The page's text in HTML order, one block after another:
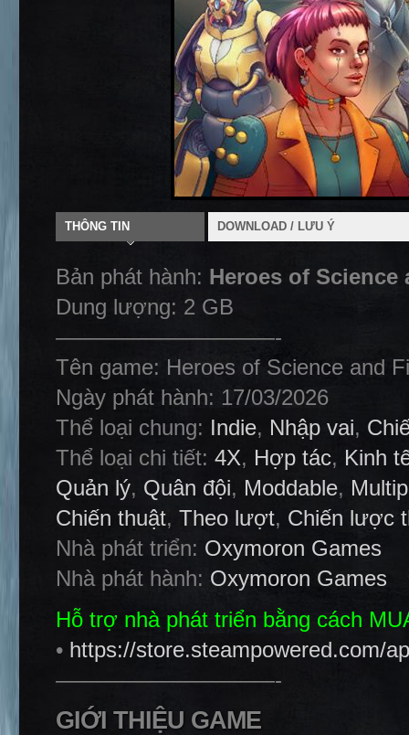
THÔNG TIN DOWNLOAD / LƯU Ý
Bản phát hành: Heroes of Science
Dung lượng: 2 GB
——————————-
Tên game: Heroes of Science and
Ngày phát hành: 17/03/2026
Thể loại chung: Indie, Nhập vai,
Thể loại chi tiết: 4X, Hợp tác, Kinh
Quản lý, Quân đội, Moddable,
Chiến thuật, Theo lượt, Chiến lược
Nhà phát triển: Oxymoron Games
Nhà phát hành: Oxymoron Games
Hỗ trợ nhà phát triển bằng cách
• https://store.steampowered.com/
——————————-
GIỚI THIỆU GAME